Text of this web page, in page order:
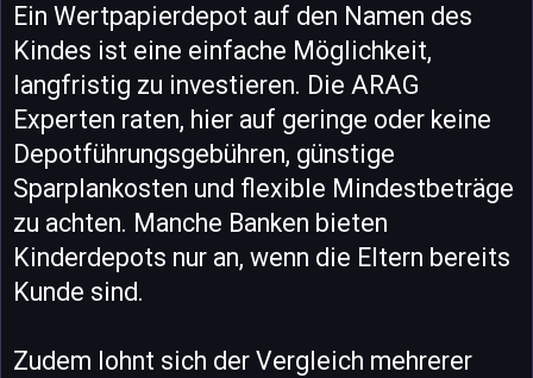
Ein Wertpapierdepot auf den Namen des
Kindes ist eine einfache Möglichkeit,
langfristig zu investieren. Die ARAG
Experten raten, hier auf geringe oder keine
Depotführungsgebühren, günstige
Sparplankosten und flexible Mindestbeträge
zu achten. Manche Banken bieten
Kinderdepots nur an, wenn die Eltern bereits
Kunde sind.
Zudem lohnt sich der Vergleich mehrerer